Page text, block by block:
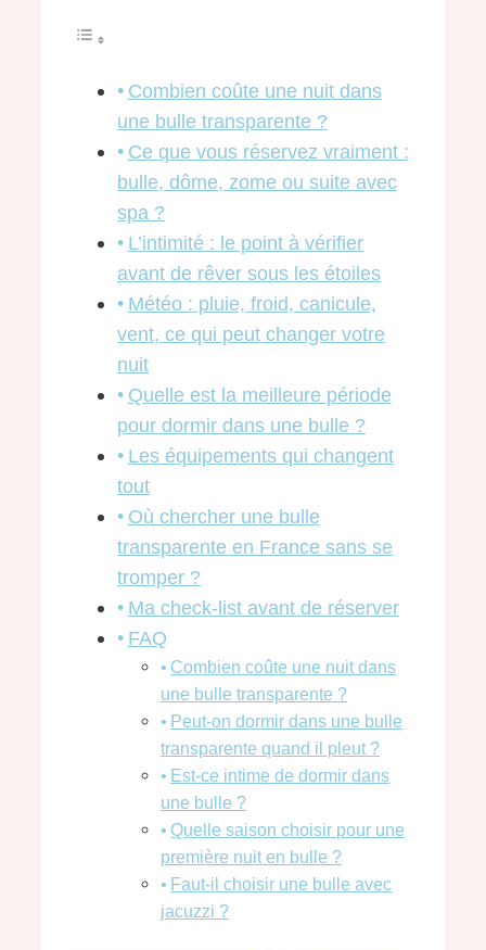
Combien coûte une nuit dans
une bulle transparente ?
Ce que vous réservez vraiment :
bulle, dôme, zome ou suite avec
spa ?
L’intimité : le point à vérifier
avant de rêver sous les étoiles
Météo : pluie, froid, canicule,
vent, ce qui peut changer votre
nuit
Quelle est la meilleure période
pour dormir dans une bulle ?
Les équipements qui changent
tout
Où chercher une bulle
transparente en France sans se
tromper ?
Ma check-list avant de réserver
FAQ
Combien coûte une nuit dans
une bulle transparente ?
Peut-on dormir dans une bulle
transparente quand il pleut ?
Est-ce intime de dormir dans
une bulle ?
Quelle saison choisir pour une
première nuit en bulle ?
Faut-il choisir une bulle avec
jacuzzi ?